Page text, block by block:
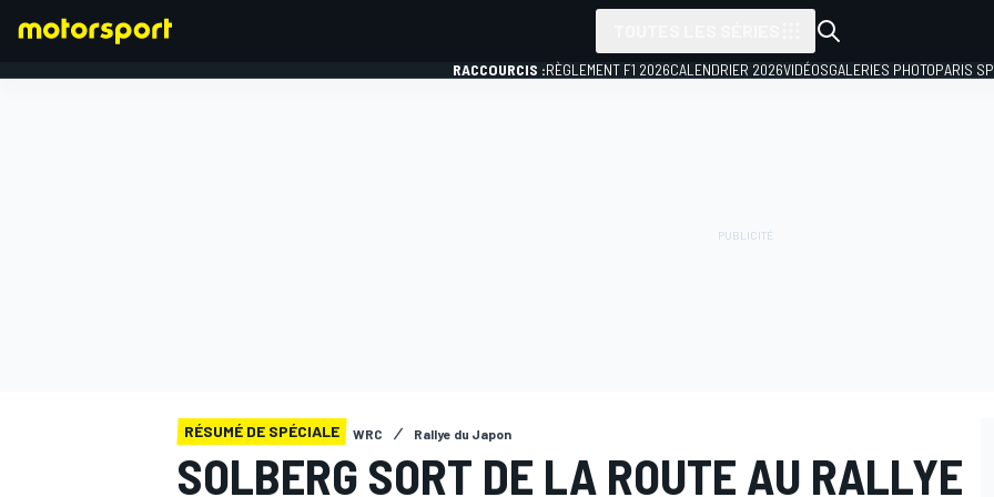
RACCOURCIS :RÈGLEMENT F1 2026CALENDRIER 2026VIDÉOSGALERIES PHOTOPARIS
RÉSUMÉ DE SPÉCIALE WRC Rallye du Japon
SOLBERG SORT DE LA ROUTE AU RALLYE